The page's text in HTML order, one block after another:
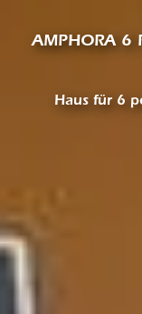
AMPHORA 6
Haus für 6